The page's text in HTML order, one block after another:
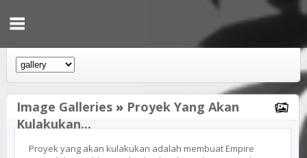
Image Galleries » Proyek Yang Akan
Kulakukan...
Proyek yang akan kulakukan adalah membuat Empire